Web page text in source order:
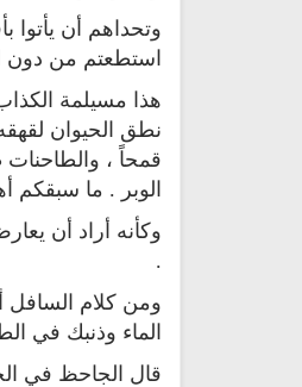
وتحداهم أن
استطعتم من دون الله إن كنتم
هذا مسيلمة
نطق الحيوان
قمحاً ، والطاحنات
الوبر . ما سبقكم
وكأنه أراد أن
.
ومن كلام السافل
الماء وذنبك في
قال الجاحظ في
القرآن الكريم بصوت مشاري
العفاسي كامل Mp3
كاملاً مشاري العفاسي